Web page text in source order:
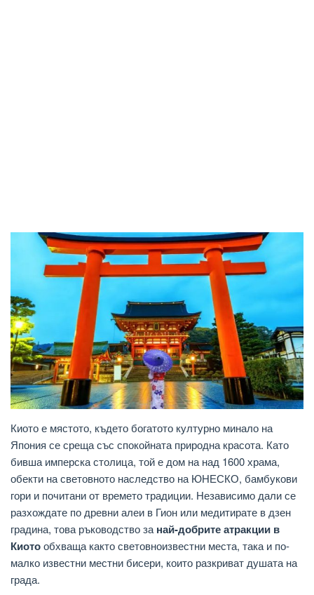
Киото е мястото, където богатото културно минало на
Япония се среща със спокойната природна красота. Като
бивша имперска столица, той е дом на над 1600 храма,
обекти на световното наследство на ЮНЕСКО, бамбукови
гори и почитани от времето традиции. Независимо дали се
разхождате по древни алеи в Гион или медитирате в дзен
градина, това ръководство за най-добрите атракции в
Киотообхваща както световноизвестни места, така и по-
малко известни местни бисери, които разкриват душата на
града.